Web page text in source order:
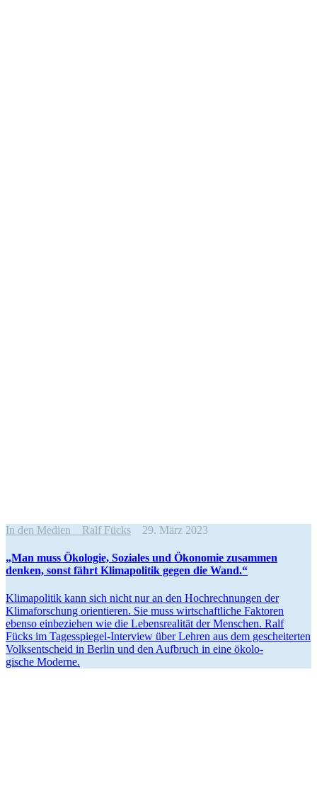
In den Medien Ralf Fücks 29. März 2023
„Man muss Ökologie, Soziales und Ökonomie zusammen
denken, sonst fährt Klima­po­litik gegen die Wand.“
Klima­po­litik kann sich nicht nur an den Hochrech­nungen der
Klima­for­schung orien­tieren. Sie muss wirtschaft­liche Faktoren
ebenso einbe­ziehen wie die Lebens­rea­lität der Menschen. Ralf
Fücks im Tages­spiegel-Interview über Lehren aus dem geschei­terten
Volks­ent­scheid in Berlin und den Aufbruch in eine ökolo­
gische Moderne.